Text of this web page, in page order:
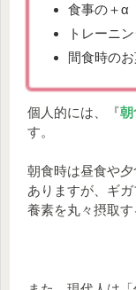
食事の＋α
トレーニ
間食時の
個人的には、『朝
す。
朝食時は昼食や
ありますが、ギ
養素を丸々摂取す